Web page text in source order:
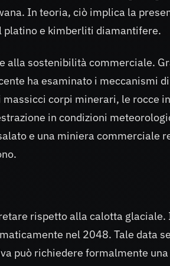
In teoria, ciò implica la
platino e kimberliti diamantifere.
alla sostenibilità commerciale.
ha esaminato i meccanismi
corpi minerari, le rocce
in condizioni
e una miniera commerciale
rispetto alla calotta
nel 2048. Tale data
può richiedere formalmente